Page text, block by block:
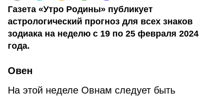
Газета «Утро Родины» публикует
астрологический прогноз для всех знаков
зодиака на неделю с 19 по 25 февраля 2024
года.
Овен
На этой неделе Овнам следует быть